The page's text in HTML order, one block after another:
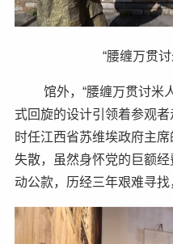
“腰缠万贯
馆外，“腰缠万贯讨米
式回旋的设计引领着参观者
时任江西省苏维埃政府主
失散，虽然身怀党的巨额
动公款，历经三年艰难寻找